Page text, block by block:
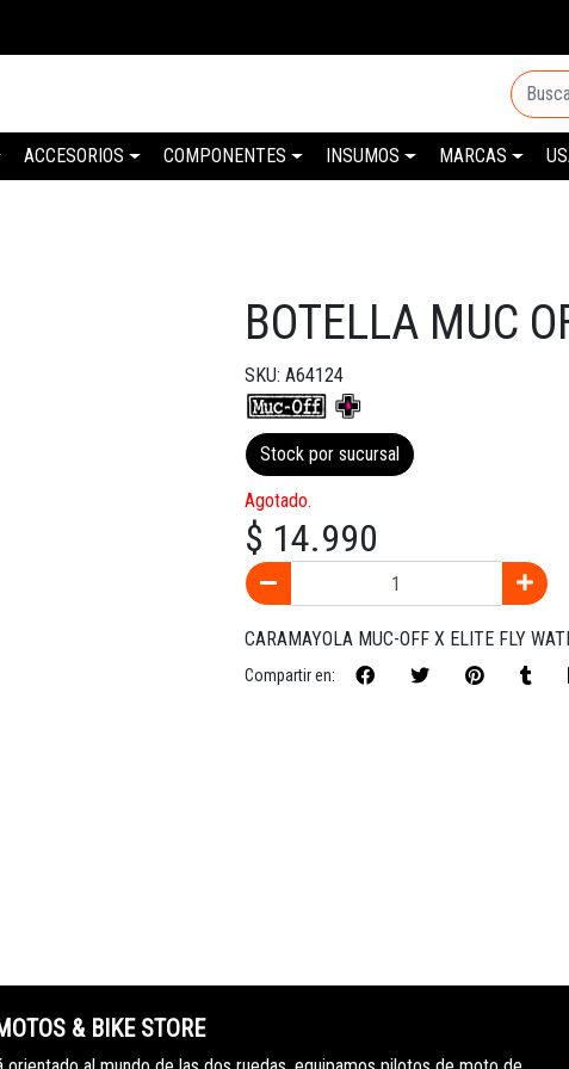
ACCESORIOS COMPONENTES INSUMOS MARCAS
BOTELLA MUC
SKU: A64124
Stock por sucursal
Agotado.
$ 14.990
CARAMAYOLA MUC-OFF X ELITE FLY
Compartir en:
& BIKE STORE